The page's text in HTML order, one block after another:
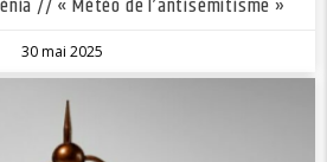
// « Météo de l’antisémitisme »
30 mai 2025